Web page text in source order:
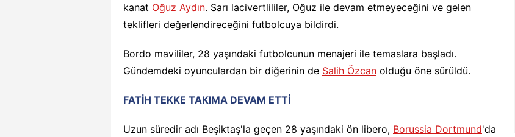
kanat Oğuz Aydın. Sarı lacivertlililer, Oğuz ile devam etmeyeceğini ve gelen
teklifleri değerlendireceğini futbolcuya bildirdi.
Bordo mavililer, 28 yaşındaki futbolcunun menajeri ile temaslara başladı.
Gündemdeki oyunculardan bir diğerinin de Salih Özcan olduğu öne sürüldü.
FATİH TEKKE TAKIMA DEVAM ETTİ
Uzun süredir adı Beşiktaş'la geçen 28 yaşındaki ön libero, Borussia Dortmund'da